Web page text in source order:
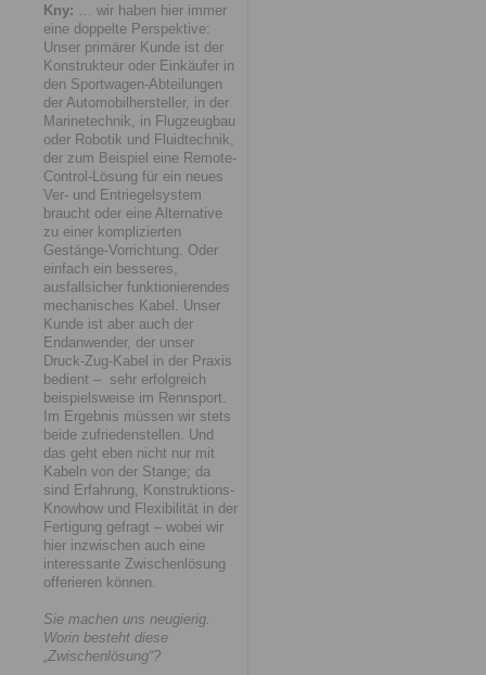
Kny: … wir haben hier immer
eine doppelte Perspektive:
Unser primärer Kunde ist der
Konstrukteur oder Einkäufer in
den Sportwagen-Abteilungen
der Automobilhersteller, in der
Marinetechnik, in Flugzeugbau
oder Robotik und Fluidtechnik,
der zum Beispiel eine Remote-
Control-Lösung für ein neues
Ver- und Entriegelsystem
braucht oder eine Alternative
zu einer komplizierten
Gestänge-Vorrichtung. Oder
einfach ein besseres,
ausfallsicher funktionierendes
mechanisches Kabel. Unser
Kunde ist aber auch der
Endanwender, der unser
Druck-Zug-Kabel in der Praxis
bedient – sehr erfolgreich
beispielsweise im Rennsport.
Im Ergebnis müssen wir stets
beide zufriedenstellen. Und
das geht eben nicht nur mit
Kabeln von der Stange; da
sind Erfahrung, Konstruktions-
Knowhow und Flexibilität in der
Fertigung gefragt – wobei wir
hier inzwischen auch eine
interessante Zwischenlösung
offerieren können.
Sie machen uns neugierig.
Worin besteht diese
„Zwischenlösung“?